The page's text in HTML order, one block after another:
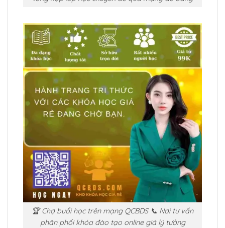
🏆 Chợ buổi học trên mạng QCBDS 📞 Nơi tư vấn
phân phối khóa đào tạo online giá lý tưởng